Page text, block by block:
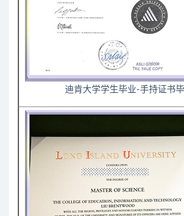
迪肯大学学生毕业-手持证书